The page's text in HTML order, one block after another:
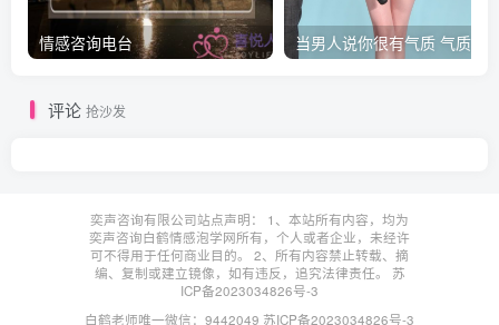
情感咨询电台
评论 抢沙发
奕声咨询有限公司站点声明： 1、本站所有内容，均为
奕声咨询白鹤情感泡学网所有，个人或者企业，未经许
可不得用于任何商业目的。 2、所有内容禁止转载、摘
编、复制或建立镜像，如有违反，追究法律责任。 苏
ICP备2023034826号-3
白鹤老师唯一微信：9442049 苏ICP备2023034826号-3